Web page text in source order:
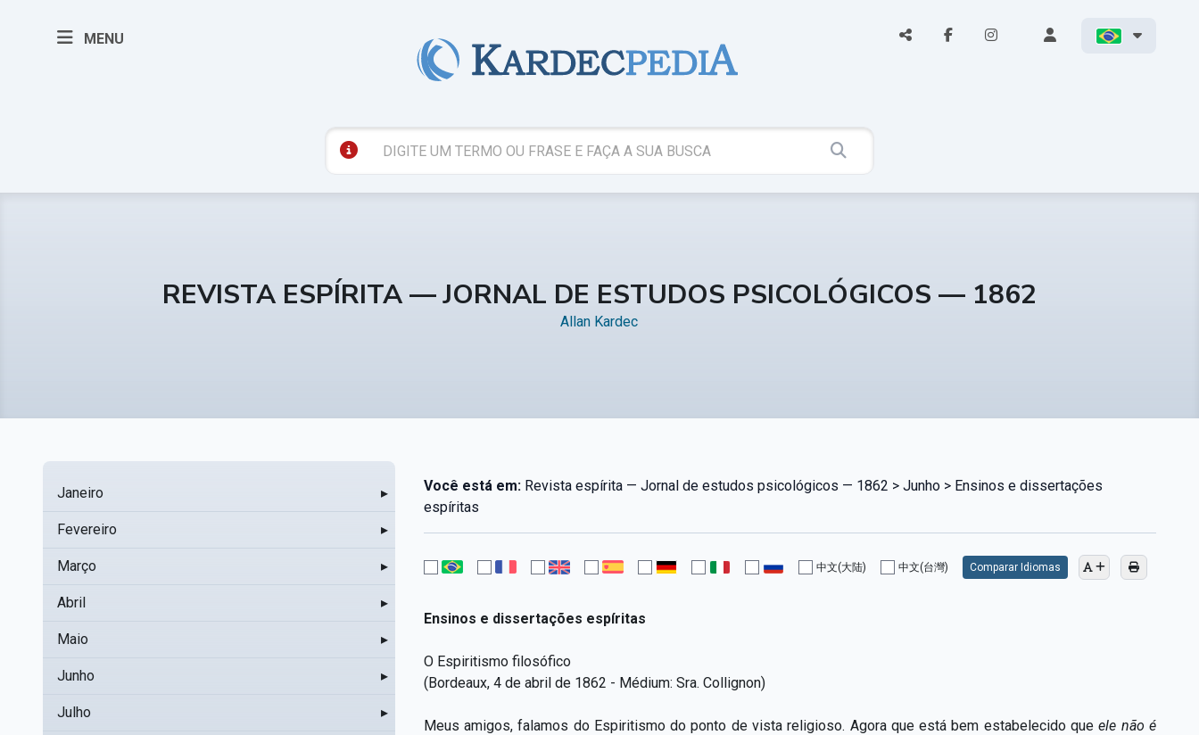
MENU
REVISTA ESPÍRITA — JORNAL DE ESTUDOS PSICOLÓGICOS — 1862
Allan Kardec
Janeiro ▸
Fevereiro ▸
Março ▸
Abril ▸
Maio ▸
Junho ▸
Julho ▸
Você está em:Revista espírita — Jornal de estudos psicológicos — 1862 > Junho > Ensinos e dissertações
espíritas
中文(大陆) 中文(台灣) Comparar Idiomas
Ensinos e dissertações espíritas
O Espiritismo filosófico
(Bordeaux, 4 de abril de 1862 - Médium: Sra. Collignon)
Meus amigos, falamos do Espiritismo do ponto de vista religioso. Agora que está bem estabelecido queele não é